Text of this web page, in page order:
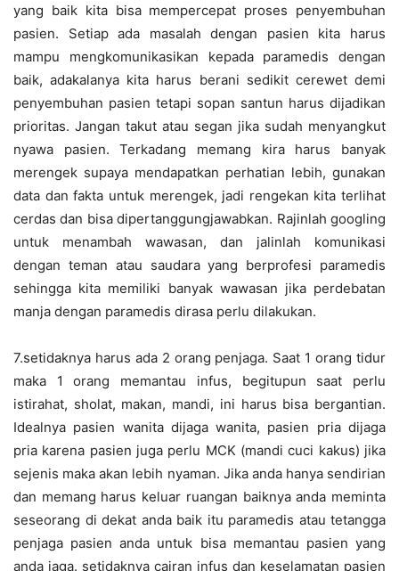
yang baik kita bisa mempercepat proses penyembuhan
pasien. Setiap ada masalah dengan pasien kita harus
mampu mengkomunikasikan kepada paramedis dengan
baik, adakalanya kita harus berani sedikit cerewet demi
penyembuhan pasien tetapi sopan santun harus dijadikan
prioritas. Jangan takut atau segan jika sudah menyangkut
nyawa pasien. Terkadang memang kira harus banyak
merengek supaya mendapatkan perhatian lebih, gunakan
data dan fakta untuk merengek, jadi rengekan kita terlihat
cerdas dan bisa dipertanggungjawabkan. Rajinlah googling
untuk menambah wawasan, dan jalinlah komunikasi
dengan teman atau saudara yang berprofesi paramedis
sehingga kita memiliki banyak wawasan jika perdebatan
manja dengan paramedis dirasa perlu dilakukan.
7.setidaknya harus ada 2 orang penjaga. Saat 1 orang tidur
maka 1 orang memantau infus, begitupun saat perlu
istirahat, sholat, makan, mandi, ini harus bisa bergantian.
Idealnya pasien wanita dijaga wanita, pasien pria dijaga
pria karena pasien juga perlu MCK (mandi cuci kakus) jika
sejenis maka akan lebih nyaman. Jika anda hanya sendirian
dan memang harus keluar ruangan baiknya anda meminta
seseorang di dekat anda baik itu paramedis atau tetangga
penjaga pasien anda untuk bisa memantau pasien yang
anda jaga. setidaknya cairan infus dan keselamatan pasien